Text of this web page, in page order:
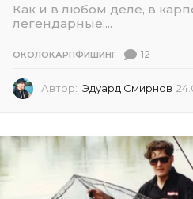
Как и в любом деле, в
легендарные,...
ОКОЛОКАРПФИШИНГ 12
Автор: Эдуард Смирнов